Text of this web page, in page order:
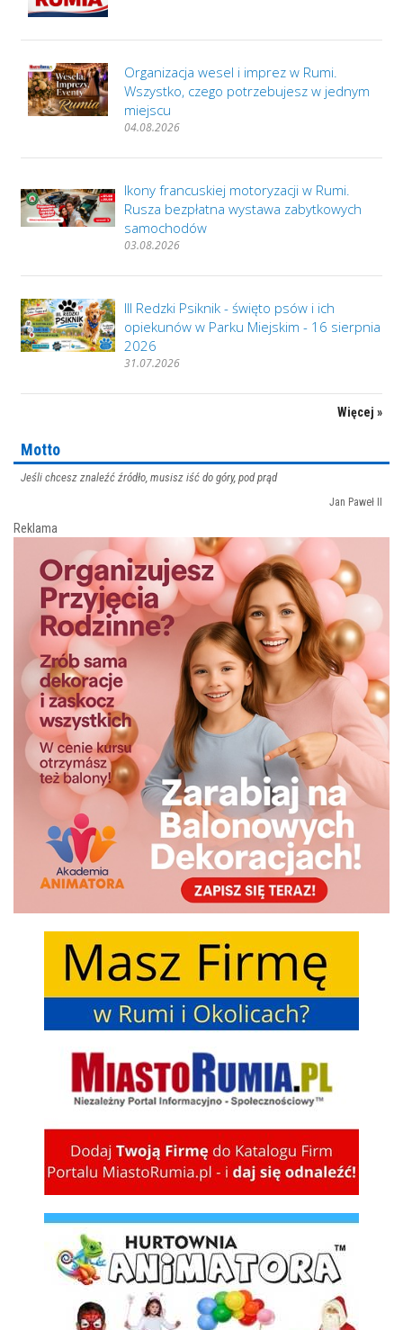
Organizacja wesel i imprez w Rumi.
Wszystko, czego potrzebujesz w jednym
miejscu
04.08.2026
Ikony francuskiej motoryzacji w Rumi.
Rusza bezpłatna wystawa zabytkowych
samochodów
03.08.2026
III Redzki Psiknik - święto psów i ich
opiekunów w Parku Miejskim - 16 sierpnia
2026
31.07.2026
Więcej »
Motto
Jeśli chcesz znaleźć źródło, musisz iść do góry, pod prąd
Jan Paweł II
Reklama